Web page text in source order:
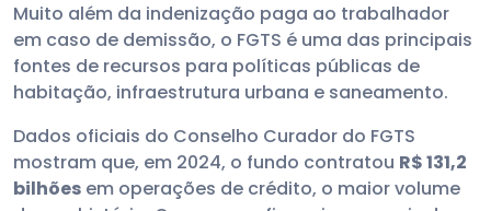
Muito além da indenização paga ao trabalhador
em caso de demissão, o FGTS é uma das principais
fontes de recursos para políticas públicas de
habitação, infraestrutura urbana e saneamento.
Dados oficiais do Conselho Curador do FGTS
mostram que, em 2024, o fundo contratou R$ 131,2
bilhões em operações de crédito, o maior volume